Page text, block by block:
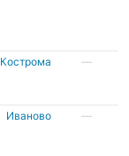
Кострома —
Иваново —